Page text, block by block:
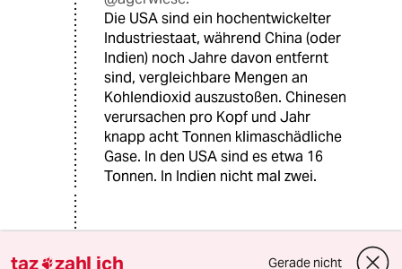
Die USA sind ein hochentwickelter
Industriestaat, während China (oder
Indien) noch Jahre davon entfernt
sind, vergleichbare Mengen an
Kohlendioxid auszustoßen. Chinesen
verursachen pro Kopf und Jahr
knapp acht Tonnen klimaschädliche
Gase. In den USA sind es etwa 16
Tonnen. In Indien nicht mal zwei.
taz zahl ich Gerade nicht